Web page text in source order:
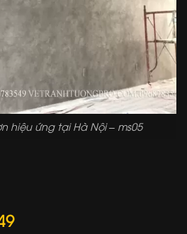
hiệu ứng tại Hà Nội – ms05